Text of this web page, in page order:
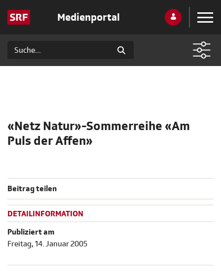
Medienportal
«Netz Natur»-Sommerreihe «Am
Puls der Affen»
Beitrag teilen
DETAILINFORMATION
Publiziert am
Freitag, 14. Januar 2005